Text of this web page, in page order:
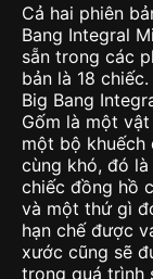
Cả hai phiên
Bang Integral
sẵn trong các
bản là 18
Big Bang
Gốm là một
một bộ khuếch
cùng khó, đó
chiếc đồng hồ
và một thứ gì
hạn chế được
xước cũng sẽ
trong quá trình